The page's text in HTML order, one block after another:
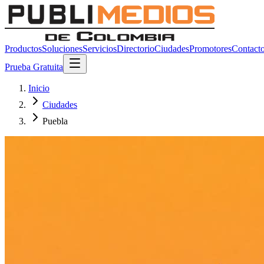
ProductosSolucionesServiciosDirectorioCiudadesPromotores
Prueba Gratuita
Inicio
Ciudades
Puebla